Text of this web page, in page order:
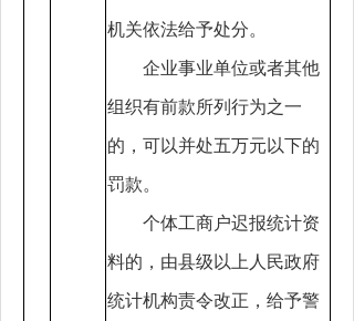
机关依法给予处分。
企业事业单位或者其他
组织有前款所列行为之一
的，可以并处五万元以下的
罚款。
个体工商户迟报统计资
料的，由县级以上人民政府
统计机构责令改正，给予警